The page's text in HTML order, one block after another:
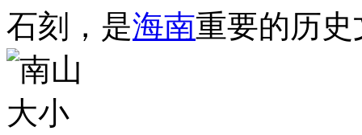
石刻，是海南重要的历